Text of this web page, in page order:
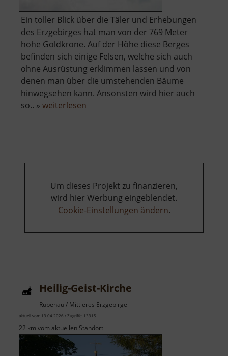
Ein toller Blick über die Täler und Erhebungen
des Erzgebirges hat man von der 769 Meter
hohe Goldkrone. Auf der Höhe diese Berges
befinden sich einige Felsen, welche sich auch
ohne Ausrüstung erklimmen lassen und von
denen man über die umstehenden Bäume
hinwegsehen kann. Ansonsten wird hier auch
so.. » weiterlesen
Um dieses Projekt zu finanzieren,
wird hier Werbung eingeblendet.
Cookie-Einstellungen ändern.
Heilig-Geist-Kirche
Rübenau / Mittleres Erzgebirge
aktuell vom 13.04.2026 / Zugriffe: 13315
22 km vom aktuellen Standort